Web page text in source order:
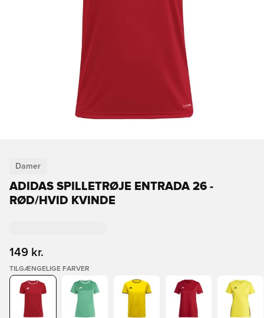
Damer
ADIDAS SPILLETRØJE ENTRADA 26 -
RØD/HVID KVINDE
149 kr.
TILGÆNGELIGE FARVER